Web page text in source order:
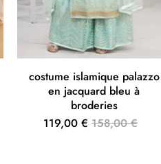
costume islamique palazzo
en jacquard bleu à
broderies
119,00 € 158,00 €